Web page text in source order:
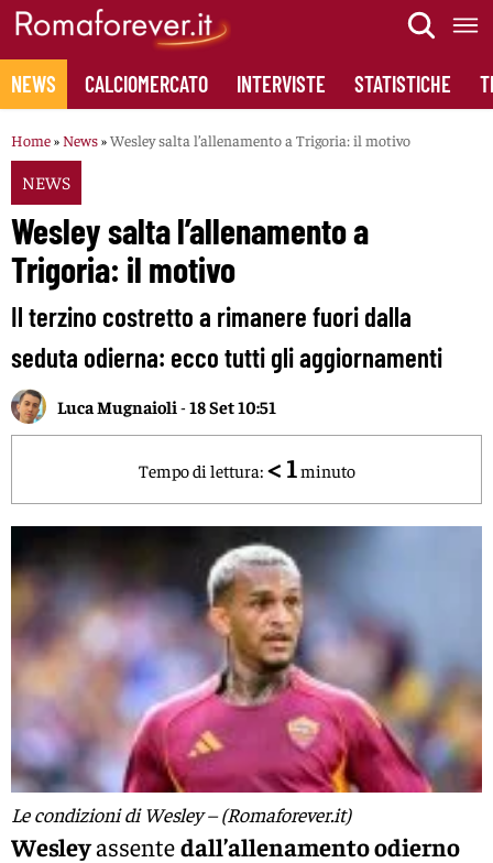
Skip
content
NEWS CALCIOMERCATO INTERVISTE STATISTICHE
Home» News»Wesley salta l’allenamento a Trigoria: il motivo
NEWS
Wesley salta l’allenamento a
Trigoria: il motivo
Il terzino costretto a rimanere fuori dalla
seduta odierna: ecco tutti gli aggiornamenti
Luca Mugnaioli -18 Set 10:51
Tempo di lettura: < 1 minuto
Le condizioni di Wesley – (Romaforever.it)
Wesleyassentedall’allenamento odierno